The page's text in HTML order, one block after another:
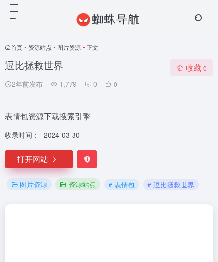
首页 • 资源站点 • 图片资源 • 正文
逗比拯救世界
2年前发布 1,779 0 0
收藏 0
表情包资源下载搜索引擎
收录时间： 2024-03-30
打开网站
图片资源 资源站点 # 表情包 # 逗比拯救世界